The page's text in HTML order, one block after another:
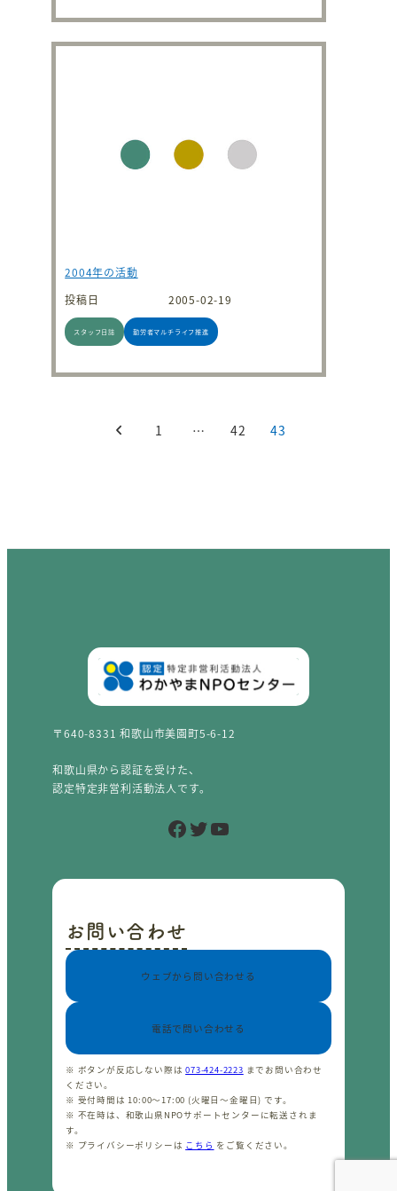
2004年の活動
投稿日
2005-02-19
スタッフ日誌 勤労者マルチライフ推進
投稿のページ送り
1 … 42 43
〒640-8331 和歌山市美園町5-6-12
和歌山県から認証を受けた、
認定特定非営利活動法人です。
Facebook Twitter YouTube
お問い合わせ
ウェブから問い合わせる
電話で問い合わせる
※ ボタンが反応しない際は073-424-2223 までお問い合わせ
ください。
※ 受付時間は 10:00〜17:00 (火曜日〜金曜日) です。
※ 不在時は、和歌山県NPOサポートセンターに転送されま
す。
※ プライバシーポリシーは こちら をご覧ください。